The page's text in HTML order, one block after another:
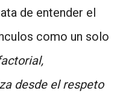
de entender el
como un solo
desde el respeto